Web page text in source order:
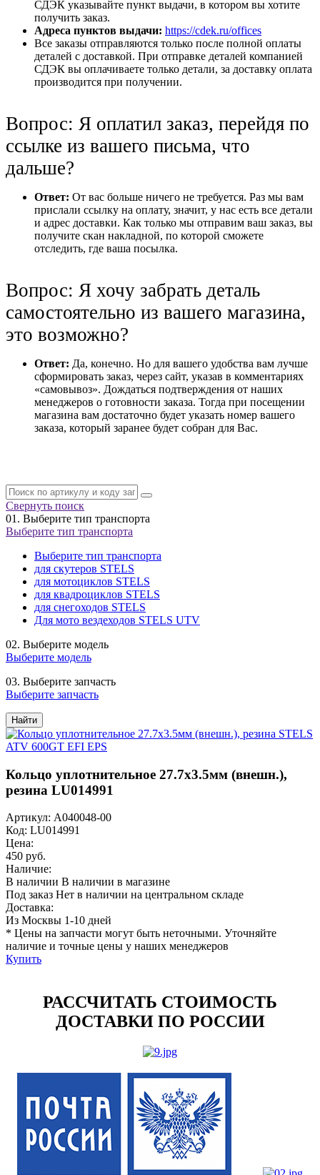
СДЭК указывайте пункт выдачи, в котором вы хотите
получить заказ.
Адреса пунктов выдачи: https://cdek.ru/offices
Все заказы отправляются только после полной оплаты
деталей с доставкой. При отправке деталей компанией
СДЭК вы оплачиваете только детали, за доставку оплата
производится при получении.
Вопрос: Я оплатил заказ, перейдя по
ссылке из вашего письма, что
дальше?
Ответ: От вас больше ничего не требуется. Раз мы вам
прислали ссылку на оплату, значит, у нас есть все детали
и адрес доставки. Как только мы отправим ваш заказ, вы
получите скан накладной, по которой сможете
отследить, где ваша посылка.
Вопрос: Я хочу забрать деталь
самостоятельно из вашего магазина,
это возможно?
Ответ: Да, конечно. Но для вашего удобства вам лучше
сформировать заказ, через сайт, указав в комментариях
«самовывоз». Дождаться подтверждения от наших
менеджеров о готовности заказа. Тогда при посещении
магазина вам достаточно будет указать номер вашего
заказа, который заранее будет собран для Вас.
Свернуть поиск
01. Выберите тип транспорта
Выберите тип транспорта
Выберите тип транспорта
для скутеров STELS
для мотоциклов STELS
для квадроциклов STELS
для снегоходов STELS
Для мото вездеходов STELS UTV
02. Выберите модель
Выберите модель
03. Выберите запчасть
Выберите запчасть
Найти
Кольцо уплотнительное 27.7х3.5мм (внешн.),
резина LU014991
Артикул: A040048-00
Код: LU014991
Цена:
450 руб.
Наличие:
В наличии В наличии в магазине
Под заказ Нет в наличии на центральном складе
Доставка:
Из Москвы 1-10 дней
* Цены на запчасти могут быть неточными. Уточняйте
наличие и точные цены у наших менеджеров
Купить
РАССЧИТАТЬ СТОИМОСТЬ
ДОСТАВКИ ПО РОССИИ